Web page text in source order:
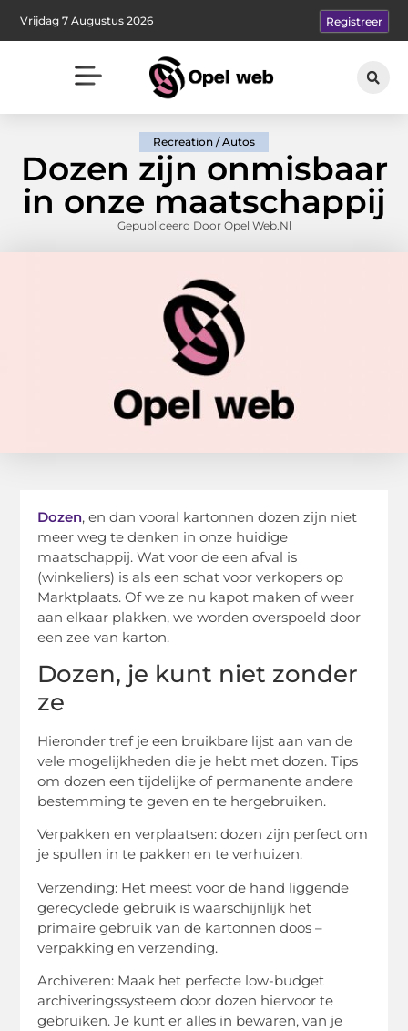
Vrijdag 7 Augustus 2026 Registreer
Recreation / Autos
Dozen zijn onmisbaar
in onze maatschappij
Gepubliceerd Door Opel Web.nl
Dozen, en dan vooral kartonnen dozen zijn niet
meer weg te denken in onze huidige
maatschappij. Wat voor de een afval is
(winkeliers) is als een schat voor verkopers op
Marktplaats. Of we ze nu kapot maken of weer
aan elkaar plakken, we worden overspoeld door
een zee van karton.
Dozen, je kunt niet zonder
ze
Hieronder tref je een bruikbare lijst aan van de
vele mogelijkheden die je hebt met dozen. Tips
om dozen een tijdelijke of permanente andere
bestemming te geven en te hergebruiken.
Verpakken en verplaatsen: dozen zijn perfect om
je spullen in te pakken en te verhuizen.
Verzending: Het meest voor de hand liggende
gerecyclede gebruik is waarschijnlijk het
primaire gebruik van de kartonnen doos –
verpakking en verzending.
Archiveren: Maak het perfecte low-budget
archiveringssysteem door dozen hiervoor te
gebruiken. Je kunt er alles in bewaren, van je